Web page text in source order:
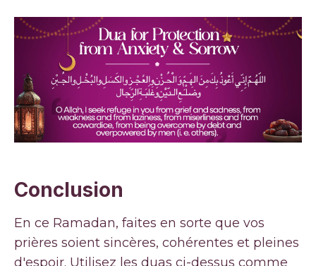
Conclusion
En ce Ramadan, faites en sorte que vos
prières soient sincères, cohérentes et pleines
d'espoir. Utilisez les duas ci-dessus comme